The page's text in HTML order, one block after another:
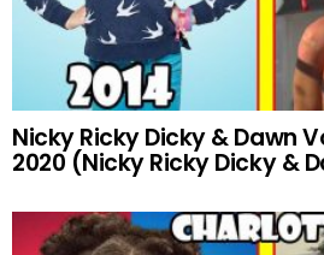
Nicky Ricky Dicky & Dawn
2020 (Nicky Ricky Dicky &